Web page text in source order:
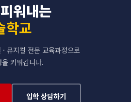
워내는
학교
뮤지컬 전문 교육과정으로
키워갑니다.
입학 상담하기